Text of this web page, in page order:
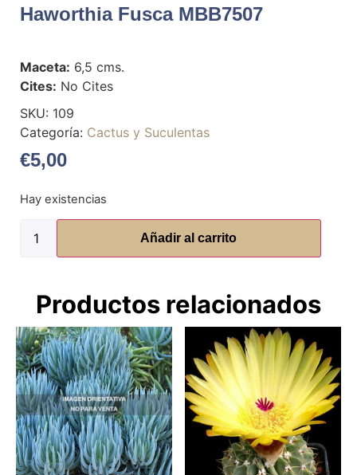
Haworthia Fusca MBB7507
Maceta: 6,5 cms.
Cites: No Cites
SKU: 109
Categoría: Cactus y Suculentas
€5,00
Hay existencias
Añadir al carrito
Productos relacionados